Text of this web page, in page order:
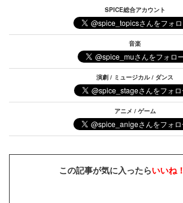
SPICE総合アカウント
音楽
演劇 / ミュージカル / ダンス
アニメ / ゲーム
この記事が気に入ったらいいね！